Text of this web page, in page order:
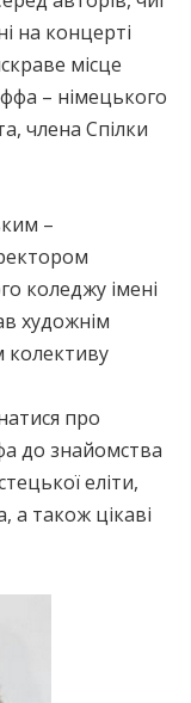
на концерті
місце
– німецького
члена Спілки
–
коледжу імені
художнім
колективу
про
до знайомства
еліти,
а також цікаві